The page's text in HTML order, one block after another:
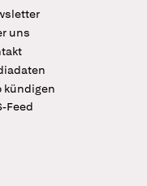
uns
kündigen
Feed